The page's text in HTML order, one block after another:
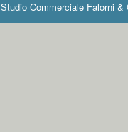
Studio Commerciale Falorni